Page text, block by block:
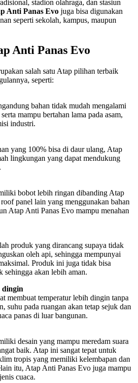
stadion olahraga, dan stasiun
Anti Panas Evo juga bisa digunakan
seperti sekolah, kampus, maupun
Anti Panas Evo
salah satu Atap pilihan terbaik
seperti:
bahan tidak mudah mengalami
mampu bertahan lama pada asam,
industri.
yang 100% bisa di daur ulang, Atap
lingkungan yang dapat mendukung
bobot lebih ringan dibanding Atap
panel lain yang menggunakan bahan
Atap Anti Panas Evo mampu menahan
produk yang dirancang supaya tidak
oleh api, sehingga mempunyai
Produk ini juga tidak bisa
sehingga akan lebih aman.
dingin
membuat temperatur lebih dingin tanpa
suhu pada ruangan akan tetap sejuk dan
panas di luar bangunan.
desain yang mampu meredam suara
baik. Atap ini sangat tepat untuk
tropis yang memiliki kelembapan dan
itu, Atap Anti Panas Evo juga mampu
cuaca.